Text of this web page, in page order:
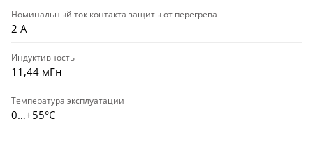
Номинальный ток контакта защиты от перегрева
2 А
Индуктивность
11,44 мГн
Температура эксплуатации
0…+55°С